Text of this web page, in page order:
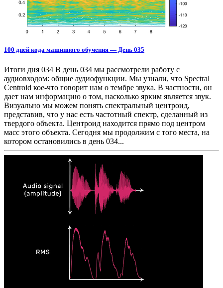
100 дней кода машинного обучения — День 035
Итоги дня 034 В день 034 мы рассмотрели работу с
аудиовходом: общие аудиофункции. Мы узнали, что Spectral
Centroid кое-что говорит нам о тембре звука. В частности, он
дает нам информацию о том, насколько ярким является звук.
Визуально мы можем понять спектральный центроид,
представив, что у нас есть частотный спектр, сделанный из
твердого объекта. Центроид находится прямо под центром
масс этого объекта. Сегодня мы продолжим с того места, на
котором остановились в день 034...